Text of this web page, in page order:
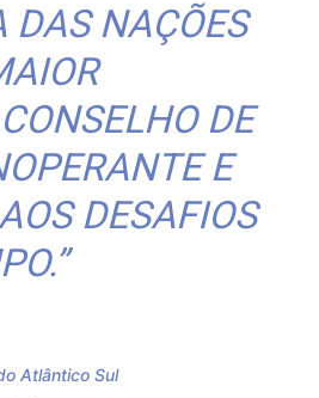
DAS NAÇÕES
DE
E
DESAFIOS
Atlântico Sul